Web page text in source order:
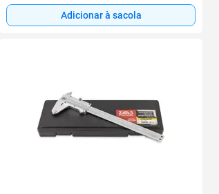
Adicionar à sacola